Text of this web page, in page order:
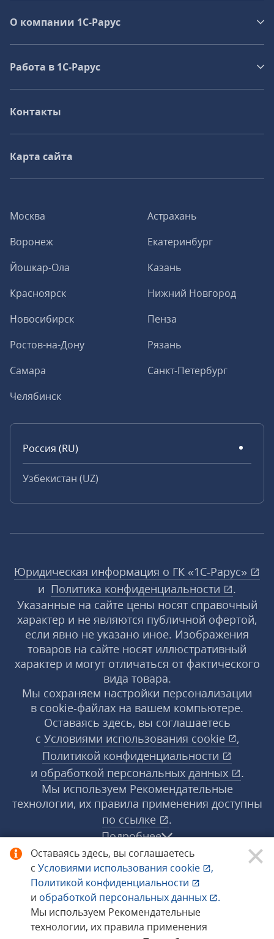
Оставаясь здесь, вы соглашаетесь
с Условиями использования cookie
,
Политикой конфиденциальности
и обработкой персональных данных
.
Мы используем Рекомендательные
технологии, их правила применения
Москва
Астрахань
Воронеж
Екатеринбург
Йошкар-Ола
Казань
Красноярск
Нижний Новгород
Новосибирск
Пенза
Ростов-на-Дону
Рязань
Самара
Санкт-Петербург
Челябинск
Россия (RU)
Узбекистан (UZ)
О компании 1C-Рарус
Работа в 1С‑Рарус
Контакты
Карта сайта
Юридическая информация о ГК «1С‑Рарус»
и Политика конфиденциальности
.
Указанные на сайте цены носят справочный
характер и не являются публичной офертой,
если явно не указано иное. Изображения
товаров на сайте носят иллюстративный
характер и могут отличаться от фактического
вида товара.
Мы сохраняем настройки персонализации
в cookie‑файлах на вашем компьютере.
Оставаясь здесь, вы соглашаетесь
с Условиями использования cookie
,
Политикой конфиденциальности
и обработкой персональных данных
.
Мы используем Рекомендательные
технологии, их правила применения доступны
по ссылке
.
Подробнее
© 1998−2026 «1С‑Рарус» ®. Все права
защищены.
Сообщить об ошибке